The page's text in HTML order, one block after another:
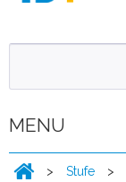
MENU
> Stufe >